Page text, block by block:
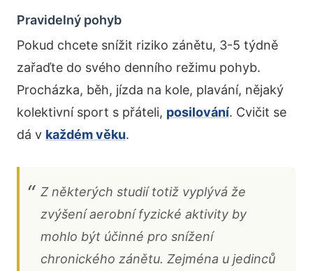
Pravidelný pohyb
Pokud chcete snížit riziko zánětu, 3-5 týdně
zařaďte do svého denního režimu pohyb.
Procházka, běh, jízda na kole, plavání, nějaký
kolektivní sport s přáteli, posilování. Cvičit se
dá v každém věku.
Z některých studií totiž vyplývá že
zvýšení aerobní fyzické aktivity by
mohlo být účinné pro snížení
chronického zánětu. Zejména u jedinců